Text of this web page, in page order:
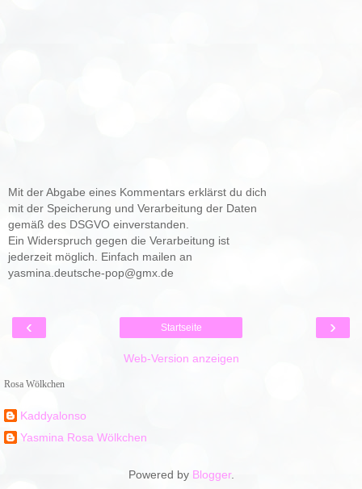
Mit der Abgabe eines Kommentars erklärst du dich
mit der Speicherung und Verarbeitung der Daten
gemäß des DSGVO einverstanden.
Ein Widerspruch gegen die Verarbeitung ist
jederzeit möglich. Einfach mailen an
yasmina.deutsche-pop@gmx.de
‹ ›
Startseite
Web-Version anzeigen
Rosa Wölkchen
Kaddyalonso
Yasmina Rosa Wölkchen
Powered by Blogger.